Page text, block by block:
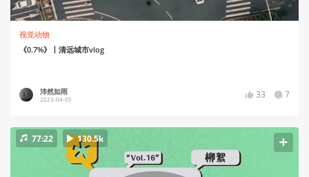
视觉动物
《0.7%》丨清远城市vlog
沛然如雨
2023-04-05 33 7
77:22 130.5k